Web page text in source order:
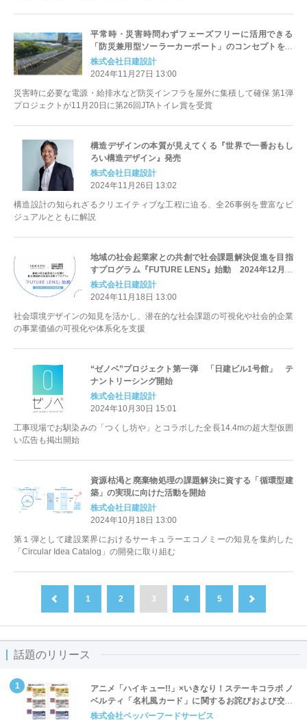
平常時・災害時問わずフェーズフリーに活用できる
「防災兼用型ソーラーカーポート」のコンセプトを実
現
株式会社日建設計
2024年11月27日 13:00
災害時に必要な電源・給排水など防災インフラを屋外に集積して確保 第1弾
プロジェクトが11月20日に第26回JTAトイレ賞を受賞
構造デザインの本質が見えてくる『世界で一番おもし
ろい構造デザイン』発売
株式会社日建設計
2024年11月26日 13:02
構造設計の知られざるクリエイティブな工程に迫る、全26事例を豊富なビ
ジュアルとともに解説
地域の社会起業家との共創で社会課題解決促進を目指
すプログラム『FUTURE LENS』始動 2024年12月中
旬募集開始
株式会社日建設計
2024年11月18日 13:00
社会環境デザインの知見を活かし、潜在的な社会課題の可視化や社会的企業
の事業価値の可視化や体系化を支援
“ゼノベ”プロジェクト第一弾 「日建ビル1号館」 テ
ナントリーシング開始
株式会社日建設計
2024年10月30日 15:01
工事現場でお馴染みの「つくし坊や」とコラボした全長14.4mの超大型仮囲
い広告も掲出開始
資源枯渇と廃棄物処理の課題解決に資する「循環型建
築」の実現に向けた活動を開始
株式会社日建設計
2024年10月18日 13:00
第１弾として建設業界におけるサーキュラーエコノミーの知見を集約した
「Circular Idea Catalog」の開発に取り組む
1 2 3 4 5
話題のリリース
アニメ「ハイキュー!!」×いきなり！ステーキコラボ ノ
ベルティ「名札風カード」に関するお詫びおよび交換
対応についてのご案内
株式会社ペッパーフードサービス